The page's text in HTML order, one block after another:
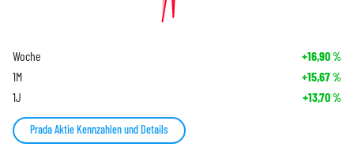
Woche +16,90%
1M +15,67%
1J +13,70%
Prada Aktie Kennzahlen und Details